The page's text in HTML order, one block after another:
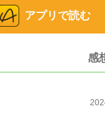
二の事件。
何故転落したのか。女子校
アプリで読む
感